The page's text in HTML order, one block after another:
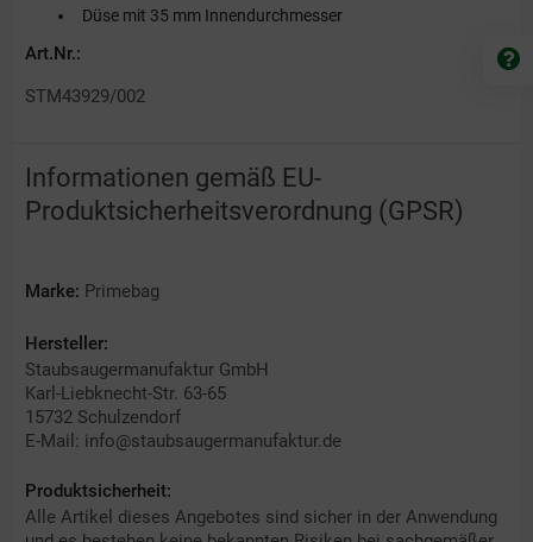
Düse mit 35 mm Innendurchmesser
Art.Nr.:
STM43929/002
Informationen gemäß EU-
Produktsicherheitsverordnung (GPSR)
Marke: Primebag
Hersteller:
Staubsaugermanufaktur GmbH
Karl-Liebknecht-Str. 63-65
15732 Schulzendorf
E-Mail: info@staubsaugermanufaktur.de
Produktsicherheit:
Alle Artikel dieses Angebotes sind sicher in der Anwendung